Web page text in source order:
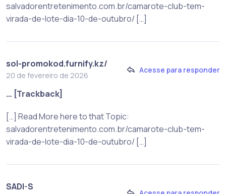
salvadorentretenimento.com.br/camarote-club-tem-
virada-de-lote-dia-10-de-outubro/ […]
sol-promokod.furnify.kz/
20 de fevereiro de 2026
Acesse para responder
… [Trackback]
[…] Read More here to that Topic:
salvadorentretenimento.com.br/camarote-club-tem-
virada-de-lote-dia-10-de-outubro/ […]
SADI-S